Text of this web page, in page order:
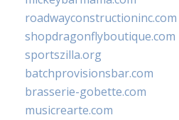
roadwayconstructioninc.com
shopdragonflyboutique.com
sportszilla.org
batchprovisionsbar.com
brasserie-gobette.com
musicrearte.com